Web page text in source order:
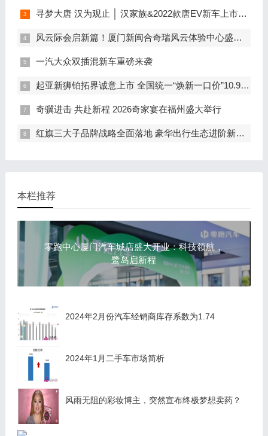
寻梦大唐 汉为观止 │ 汉家族&2022款唐EV新车上市发布会，敬请期待！
风云际会启新篇！厦门新闽合奇瑞风云体验中心盛大开业
一汽大众双插混新车重磅来袭
起亚新狮铂拓界诚意上市 全国统一“焕新一口价”10.99万元起
奇骥进击 共赴新程 2026奇家宴在福州盛大举行
红旗三大子品牌战略全面落地 豪华出行生态进阶新篇章
本栏推荐
零跑中心厦门汽车城店盛大开业：科技领航，
鹭岛启新程
2024年2月份汽车经销商库存系数为1.74
2024年1月二手车市场简析
风雨无阻的彩妆博主，突然宣布终极梦想卖药？